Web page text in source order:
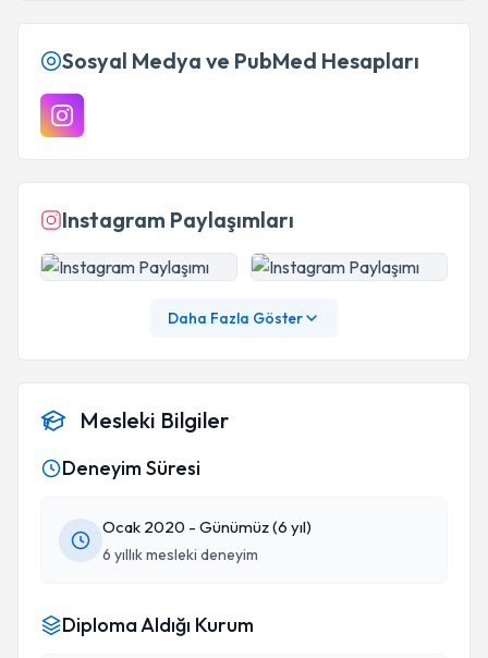
Sosyal Medya ve PubMed Hesapları
Instagram Paylaşımları
Daha Fazla Göster
Mesleki Bilgiler
Deneyim Süresi
Ocak 2020 - Günümüz (6 yıl)
6 yıllık mesleki deneyim
Diploma Aldığı Kurum